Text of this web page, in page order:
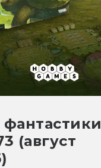
(август